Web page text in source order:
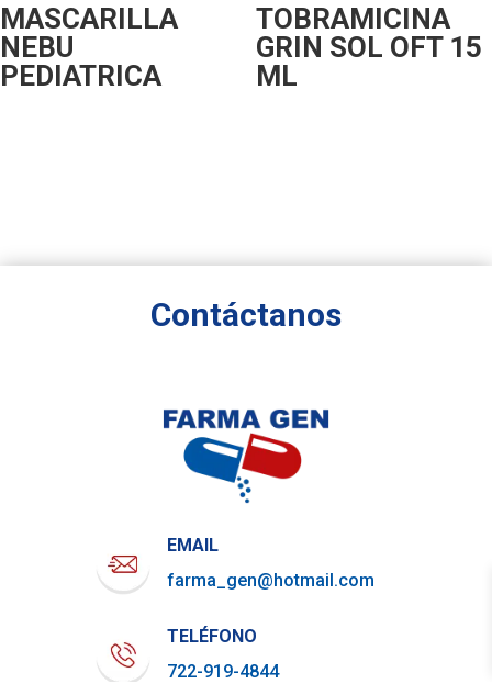
MASCARILLA
NEBU
PEDIATRICA
TOBRAMICINA
GRIN SOL OFT 15
ML
Contáctanos
EMAIL
farma_gen@hotmail.com
TELÉFONO
722-919-4844